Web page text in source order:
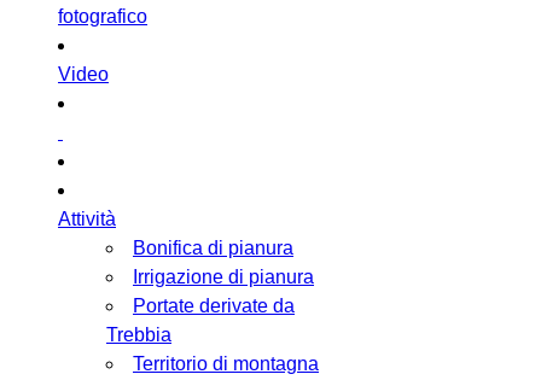
fotografico
Video
Attività
Bonifica di pianura
Irrigazione di pianura
Portate derivate da
Trebbia
Territorio di montagna